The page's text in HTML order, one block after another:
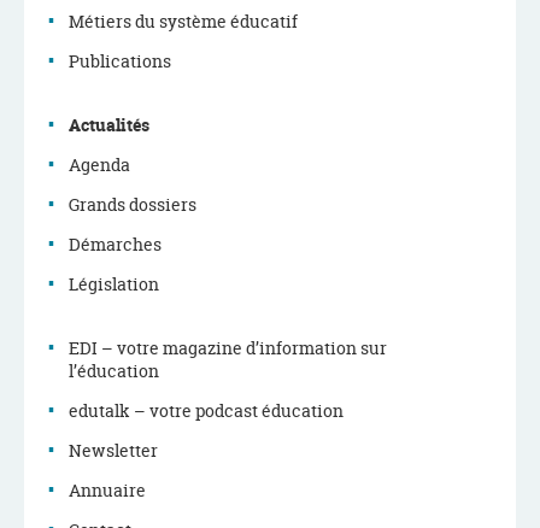
Menu
de
navigation
Métiers du système éducatif
Publications
Actualités
Agenda
Grands dossiers
Démarches
Législation
EDI – votre magazine d’information sur
l’éducation
edutalk – votre podcast éducation
Newsletter
Annuaire